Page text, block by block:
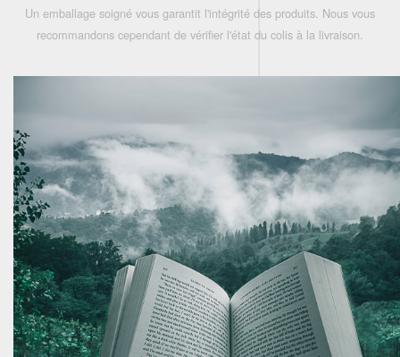
Un emballage soigné vous garantit l'intégrité des produits. Nous vous
recommandons cependant de vérifier l'état du colis à la livraison.